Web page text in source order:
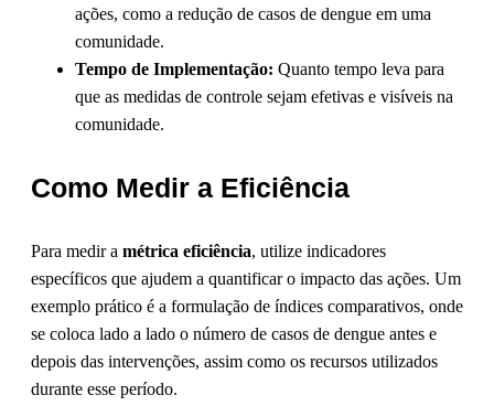
ações, como a redução de casos de dengue em uma
comunidade.
Tempo de Implementação: Quanto tempo leva para
que as medidas de controle sejam efetivas e visíveis na
comunidade.
Como Medir a Eficiência
Para medir a métrica eficiência, utilize indicadores
específicos que ajudem a quantificar o impacto das ações. Um
exemplo prático é a formulação de índices comparativos, onde
se coloca lado a lado o número de casos de dengue antes e
depois das intervenções, assim como os recursos utilizados
durante esse período.